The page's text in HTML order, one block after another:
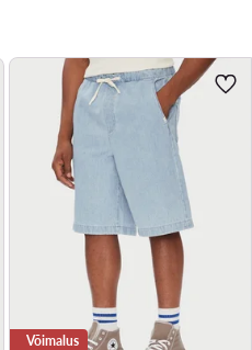
Võimalus